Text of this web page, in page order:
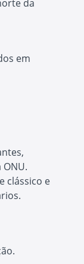
da
em
clássico e